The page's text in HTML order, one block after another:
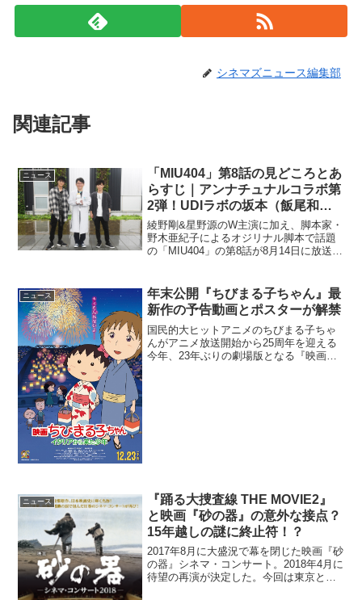
シネマズニュース編集部
関連記事
ニュース
「MIU404」第8話の見どころとあ
らすじ｜アンナチュナルコラボ第
2弾！UDIラボの坂本（飯尾和
樹）が登場
綾野剛&星野源のW主演に加え、脚本家・
野木亜紀子によるオジリナル脚本で話題
の「MIU404」の第8話が8月14日に放送さ
坂本（飯尾和樹）がゲスト出演。また、
伊吹の恩...
ニュース
年末公開『ちびまる子ちゃん』最
新作の予告動画とポスターが解禁
国民的大ヒットアニメのちびまる子ちゃ
んがアニメ放送開始から25周年を迎える
今年、23年ぶりの劇場版となる『映画ち
ニュース
『踊る大捜査線 THE MOVIE2』
と映画『砂の器』の意外な接点？
15年越しの謎に終止符！？
2017年8月に大盛況で幕を閉じた映画『砂
の器』シネマ・コンサート。2018年4月に
待望の再演が決定した。今回は東京と大